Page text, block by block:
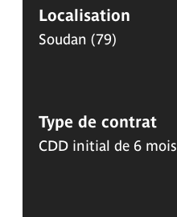
Nos adhérents
Entreprises
Salariés
Offres d'emploi
Localisation
Soudan (79)
Type de contrat
CDD initial de 6 mois